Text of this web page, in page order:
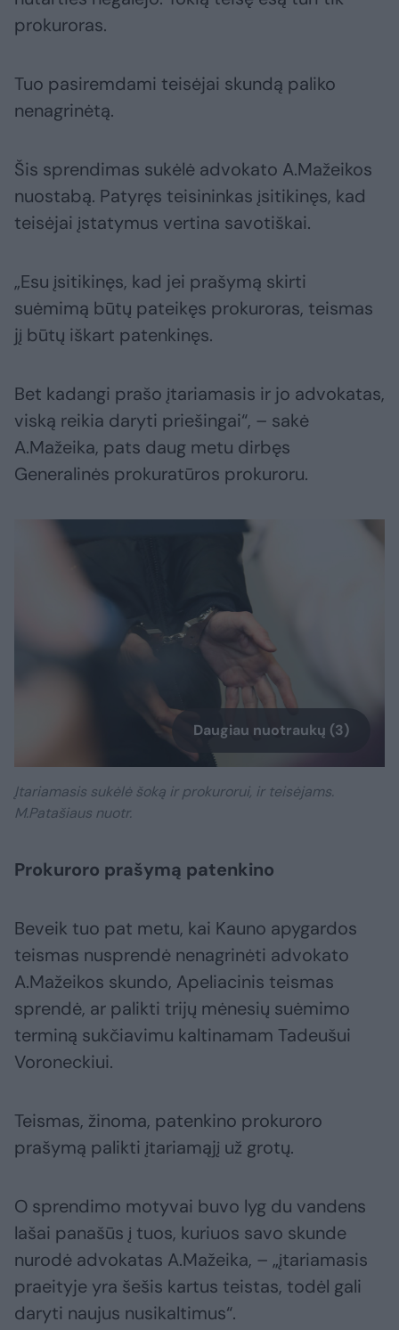
prokuroras.
Tuo pasiremdami teisėjai skundą paliko
nenagrinėtą.
Šis sprendimas sukėlė advokato A.Mažeikos
nuostabą. Patyręs teisininkas įsitikinęs, kad
teisėjai įstatymus vertina savotiškai.
„Esu įsitikinęs, kad jei prašymą skirti
suėmimą būtų pateikęs prokuroras, teismas
jį būtų iškart patenkinęs.
Bet kadangi prašo įtariamasis ir jo advokatas,
viską reikia daryti priešingai“, – sakė
A.Mažeika, pats daug metu dirbęs
Generalinės prokuratūros prokuroru.
Daugiau nuotraukų (3)
Įtariamasis sukėlė šoką ir prokurorui, ir teisėjams.
M.Patašiaus nuotr.
Prokuroro prašymą patenkino
Beveik tuo pat metu, kai Kauno apygardos
teismas nusprendė nenagrinėti advokato
A.Mažeikos skundo, Apeliacinis teismas
sprendė, ar palikti trijų mėnesių suėmimo
terminą sukčiavimu kaltinamam Tadeušui
Voroneckiui.
Teismas, žinoma, patenkino prokuroro
prašymą palikti įtariamąjį už grotų.
O sprendimo motyvai buvo lyg du vandens
lašai panašūs į tuos, kuriuos savo skunde
nurodė advokatas A.Mažeika, – „įtariamasis
praeityje yra šešis kartus teistas, todėl gali
daryti naujus nusikaltimus“.